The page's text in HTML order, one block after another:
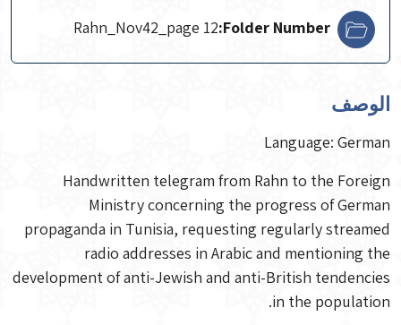
Folder Number:
Rahn_Nov42_page 12
الوصف
Language: German
Handwritten telegram from Rahn to the Foreign
Ministry concerning the progress of German
propaganda in Tunisia, requesting regularly streamed
radio addresses in Arabic and mentioning the
development of anti-Jewish and anti-British tendencies
in the population.